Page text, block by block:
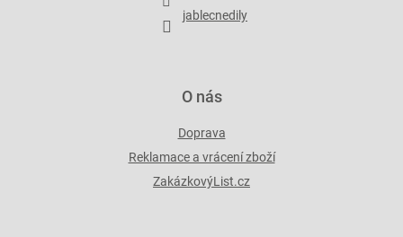
jablecnedily
O nás
Doprava
Reklamace a vrácení zboží
ZakázkovýList.cz